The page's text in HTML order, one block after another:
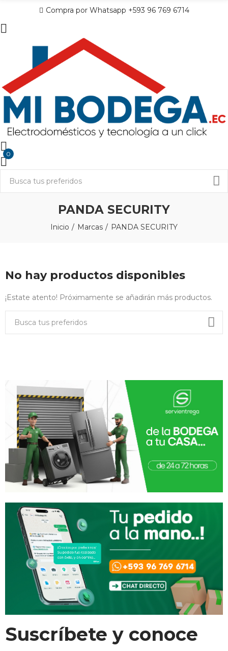
Compra por Whatsapp +593 96 769 6714
0
PANDA SECURITY
Inicio Marcas PANDA SECURITY
No hay productos disponibles
¡Estate atento! Próximamente se añadirán más productos.
Suscríbete y conoce